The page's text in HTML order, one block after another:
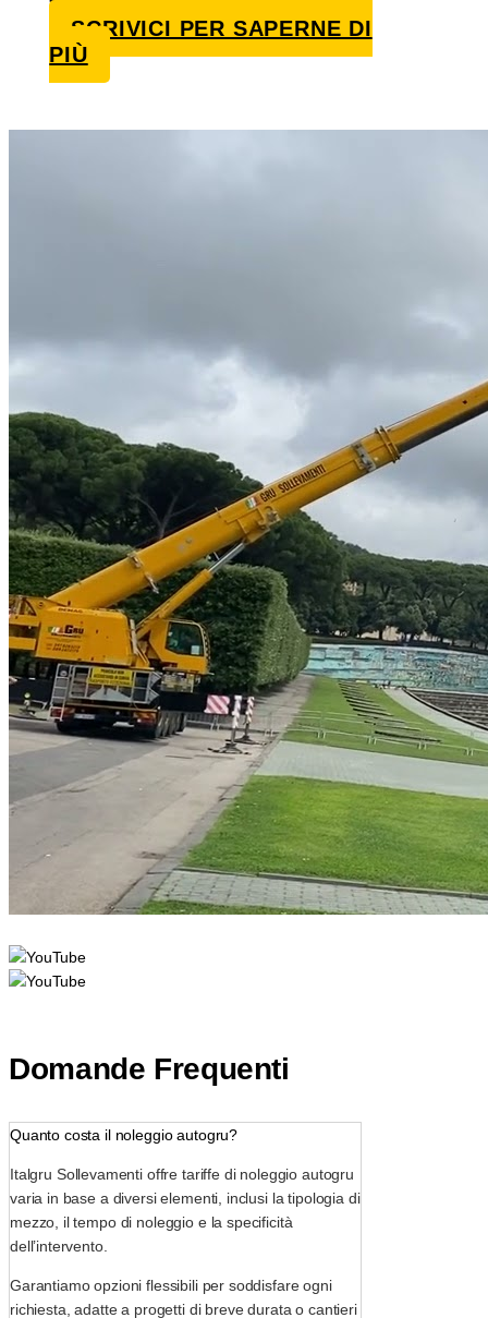
SCRIVICI PER SAPERNE DI
PIÙ
Domande Frequenti
Quanto costa il noleggio autogru?
Italgru Sollevamenti offre tariffe di noleggio autogru
varia in base a diversi elementi, inclusi la tipologia di
mezzo, il tempo di noleggio e la specificità
dell’intervento.
Garantiamo opzioni flessibili per soddisfare ogni
richiesta, adatte a progetti di breve durata o cantieri